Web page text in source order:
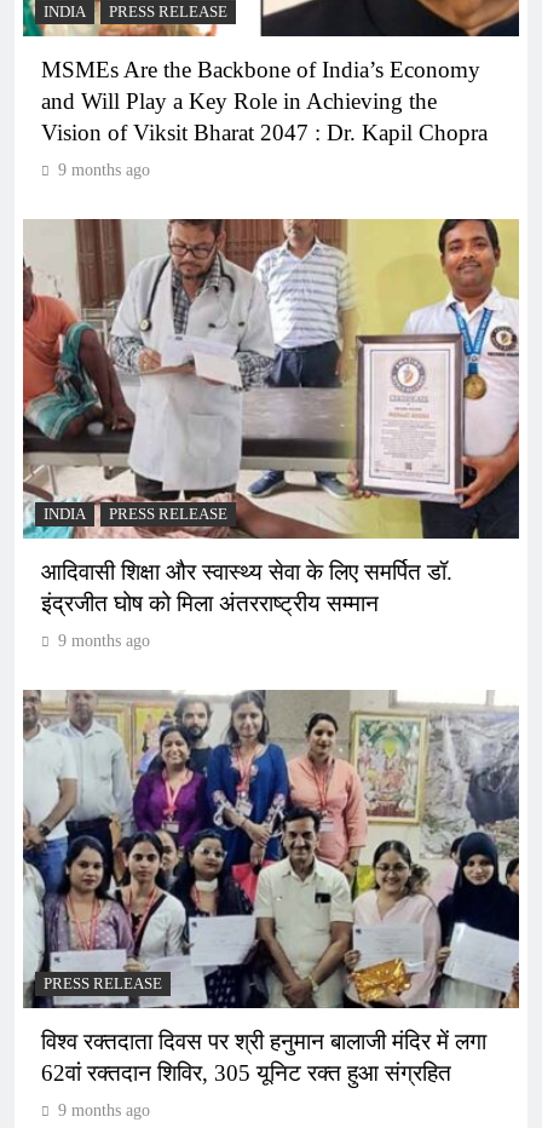
INDIA PRESS RELEASE
MSMEs Are the Backbone of India’s Economy
and Will Play a Key Role in Achieving the
Vision of Viksit Bharat 2047 : Dr. Kapil Chopra
9 months ago
INDIA PRESS RELEASE
आदिवासी शिक्षा और स्वास्थ्य सेवा के लिए समर्पित डॉ.
इंद्रजीत घोष को मिला अंतरराष्ट्रीय सम्मान
9 months ago
PRESS RELEASE
विश्व रक्तदाता दिवस पर श्री हनुमान बालाजी मंदिर में लगा
62वां रक्तदान शिविर, 305 यूनिट रक्त हुआ संग्रहित
9 months ago